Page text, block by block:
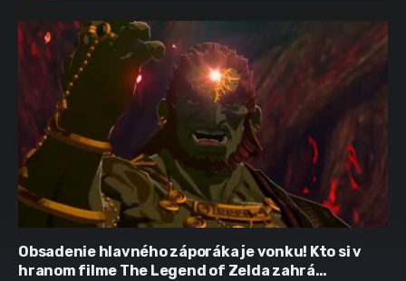
Obsadenie hlavného záporáka je vonku! Kto si v
hranom filme The Legend of Zelda zahrá